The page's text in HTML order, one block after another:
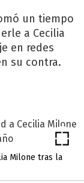
un tiempo
a Cecilia
en redes
su contra.
Milone tras la